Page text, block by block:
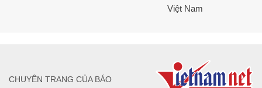
Việt Nam
CHUYÊN TRANG CỦA BÁO